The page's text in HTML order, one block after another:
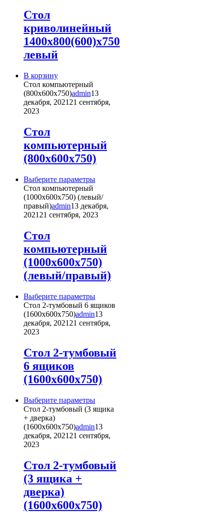
Стол
криволинейный
1400х800(600)х750
левый
В корзину
Стол компьютерный
(800х600х750)admin13
декабря, 2021 21 сентября,
2023
Стол
компьютерный
(800х600х750)
Выберите параметрыЭтот
имеет
несколько
вариаций.
на
странице
товара.
Стол компьютерный
(1000х600х750) (левый/
правый)admin13 декабря,
2021 21 сентября, 2023
Стол
компьютерный
(1000х600х750)
(левый/правый)
Выберите параметрыЭтот
товар
имеет
несколько
можно
выбрать
странице
товара.
Стол 2-тумбовый 6 ящиков
(1600х600х750)admin13
декабря, 2021 21 сентября,
2023
Стол 2-тумбовый
6 ящиков
(1600х600х750)
Выберите параметрыЭтот
товар
несколько
вариаций.
выбрать
на
Стол 2-тумбовый (3 ящика
+ дверка)
(1600х600х750)admin13
декабря, 2021 21 сентября,
2023
Стол 2-тумбовый
(3 ящика +
дверка)
(1600х600х750)